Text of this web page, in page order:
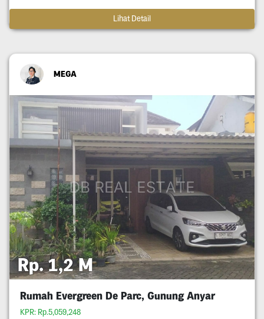
Lihat Detail
MEGA
Rp. 1,2 M
Rumah Evergreen De Parc, Gunung Anyar
KPR: Rp.5,059,248